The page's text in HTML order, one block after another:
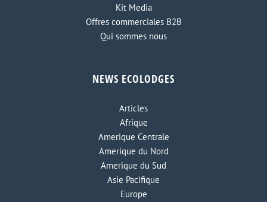
Kit Media
Offres commerciales B2B
Qui sommes nous
NEWS ECOLODGES
Articles
Afrique
Amerique Centrale
Amerique du Nord
Amerique du Sud
Asie Pacifique
Europe